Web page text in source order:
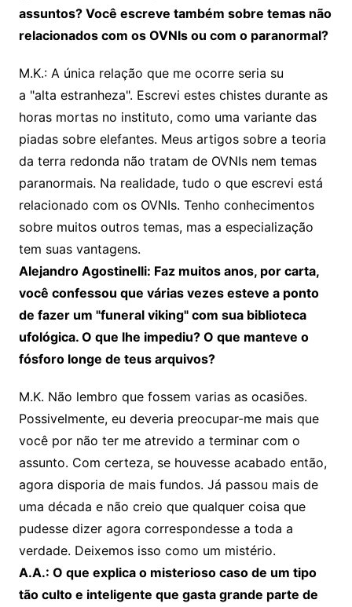
assuntos? Você escreve também sobre temas não
relacionados com os OVNIs ou com o paranormal?
M.K.: A única relação que me ocorre seria su
a "alta estranheza". Escrevi estes chistes durante as
horas mortas no instituto, como uma variante das
piadas sobre elefantes. Meus artigos sobre a teoria
da terra redonda não tratam de OVNIs nem temas
paranormais. Na realidade, tudo o que escrevi está
relacionado com os OVNIs. Tenho conhecimentos
sobre muitos outros temas, mas a especialização
tem suas vantagens.
Alejandro Agostinelli: Faz muitos anos, por carta,
você confessou que várias vezes esteve a ponto
de fazer um "funeral viking" com sua biblioteca
ufológica. O que lhe impediu? O que manteve o
fósforo longe de teus arquivos?
M.K. Não lembro que fossem varias as ocasiões.
Possivelmente, eu deveria preocupar-me mais que
você por não ter me atrevido a terminar com o
assunto. Com certeza, se houvesse acabado então,
agora disporia de mais fundos. Já passou mais de
uma década e não creio que qualquer coisa que
pudesse dizer agora correspondesse a toda a
verdade. Deixemos isso como um mistério.
A.A.: O que explica o misterioso caso de um tipo
tão culto e inteligente que gasta grande parte de